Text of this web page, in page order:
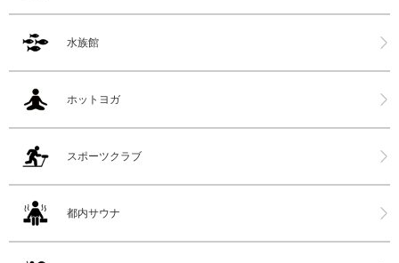
水族館
ホットヨガ
スポーツクラブ
都内サウナ